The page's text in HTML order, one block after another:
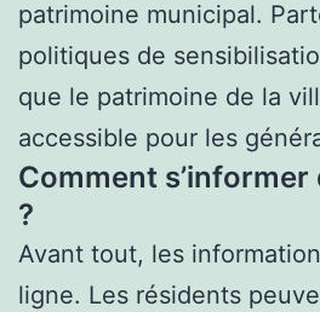
patrimoine municipal.
politiques de
que le patrimoine de la
accessible pour les
Comment s’informer
?
Avant tout, les
ligne. Les résidents